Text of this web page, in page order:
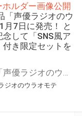
ルダー画像公開
「声優ラジオのウ
月7日に発売！ と
して「SNS風ア
き限定セットを
ジオのウラオモテ